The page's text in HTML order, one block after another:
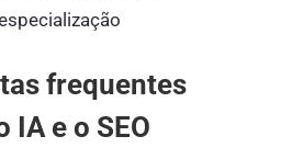
frequentes
IA e o SEO